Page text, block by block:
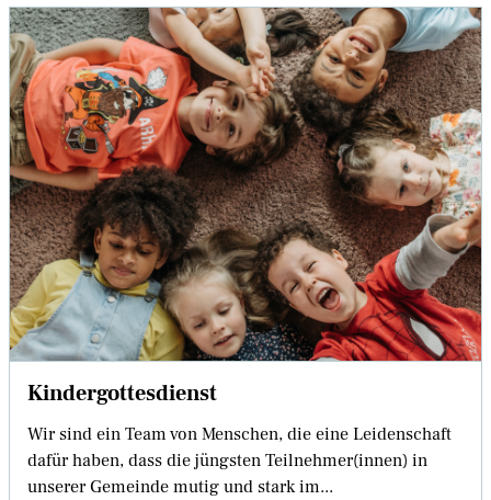
Kindergottesdienst
Wir sind ein Team von Menschen, die eine Leidenschaft
dafür haben, dass die jüngsten Teilnehmer(innen) in
unserer Gemeinde mutig und stark im...